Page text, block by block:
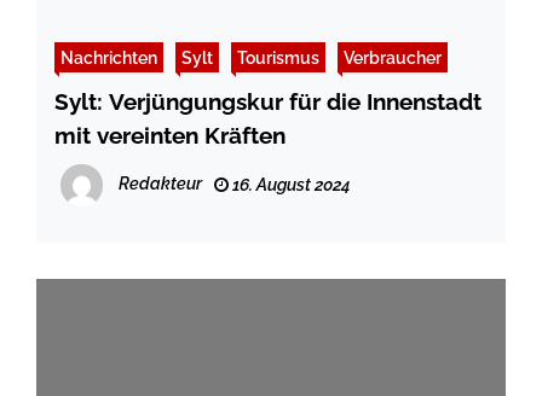
Nachrichten Sylt Tourismus Verbraucher
Sylt: Verjüngungskur für die Innenstadt
mit vereinten Kräften
Redakteur 16. August 2024